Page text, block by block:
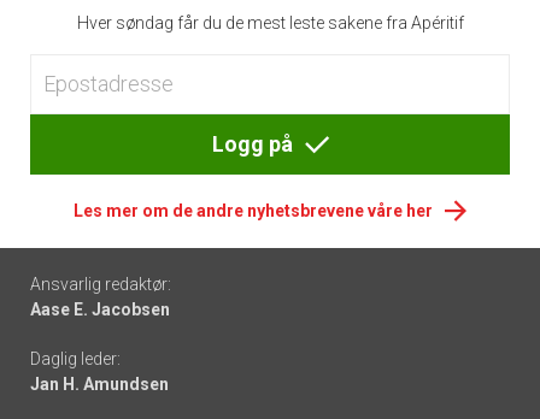
Hver søndag får du de mest leste sakene fra Apéritif
Logg på
Les mer om de andre nyhetsbrevene våre her
Footer
-
links
Ansvarlig redaktør:
Aase E. Jacobsen
Daglig leder:
Jan H. Amundsen